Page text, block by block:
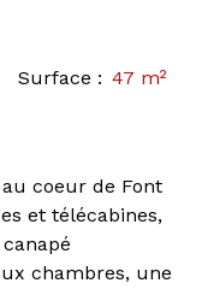
Surface : 47 m²
coeur de Font
et télécabines,
chambres, une